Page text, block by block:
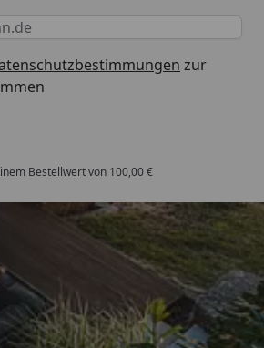
zur
Bestellwert von 100,00 €
Trusted Shops
4,83/ 5